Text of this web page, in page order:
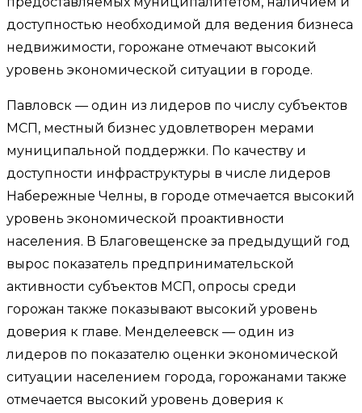
доступностью необходимой для ведения бизнеса
недвижимости, горожане отмечают высокий
уровень экономической ситуации в городе.
Павловск — один из лидеров по числу субъектов
МСП, местный бизнес удовлетворен мерами
муниципальной поддержки. По качеству и
доступности инфраструктуры в числе лидеров
Набережные Челны, в городе отмечается высокий
уровень экономической проактивности
населения. В Благовещенске за предыдущий год
вырос показатель предпринимательской
активности субъектов МСП, опросы среди
горожан также показывают высокий уровень
доверия к главе. Менделеевск — один из
лидеров по показателю оценки экономической
ситуации населением города, горожанами также
отмечается высокий уровень доверия к